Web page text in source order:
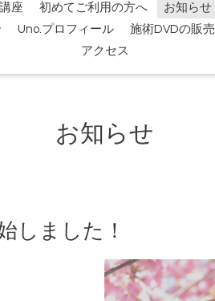
座 初めてご利用の方へ お知らせ
Uno.プロフィール 施術DVDの販売
アクセス
お知らせ
しました！